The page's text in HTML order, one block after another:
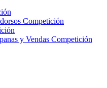
Competición
y Vendas Competición